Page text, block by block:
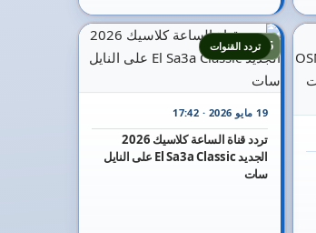
25
19 مايو 2026 · 17:42
تردد قناة الساعة كلاسيك 2026
الجديد El Sa3a Classic على النايل
سات
تردد القنوات